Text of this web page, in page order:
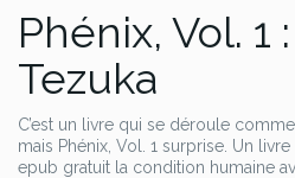
Phénix, Vol. 1
Tezuka
C’est un livre qui se déroule
mais Phénix, Vol. 1 surprise. Un
epub gratuit la condition humaine